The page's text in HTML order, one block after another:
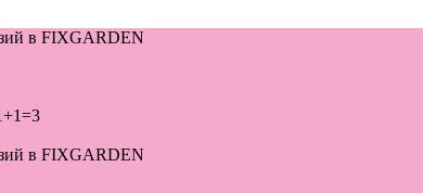
в FIXGARDEN
в FIXGARDEN